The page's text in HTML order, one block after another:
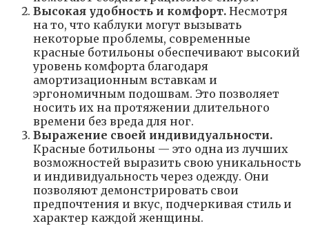
Высокая удобность и комфорт. Несмотря
на то, что каблуки могут вызывать
некоторые проблемы, современные
красные ботильоны обеспечивают высокий
уровень комфорта благодаря
амортизационным вставкам и
эргономичным подошвам. Это позволяет
носить их на протяжении длительного
времени без вреда для ног.
Выражение своей индивидуальности.
Красные ботильоны — это одна из лучших
возможностей выразить свою уникальность
и индивидуальность через одежду. Они
позволяют демонстрировать свои
предпочтения и вкус, подчеркивая стиль и
характер каждой женщины.